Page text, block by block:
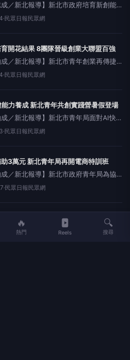
成／新北報導】新北市政府培育新創能
力！由新北市青年局輔導的8組新創團
國家發展委員會「創業
·民眾日報民眾網
新北青創培育開花結果 8團隊晉級創業大聯盟百強
成／新北報導】新北市青年創業再傳捷
青年局輔導培育的8組新創團隊，成功
，其中「科淨能源股份有限公司」與
股
·民眾日報民眾網
AI時代關鍵能力養成 新北青年共創實踐營暑假登場
成／新北報導】新北市青年局面對AI快
變遷，推出「2026青年共創實踐
題設計沉浸式課程，協助青年培養未
·民眾日報民眾網
完訓最高補助3萬元 新北青年局再開電商特訓班
成／新北報導】新北市政府青年局為協
品牌拓展國際市場，再度攜手Amazon
，結合AI應用、跨境物流與品牌行銷等
·民眾日報民眾網
🔥
熱門 Reels
🔍
搜尋